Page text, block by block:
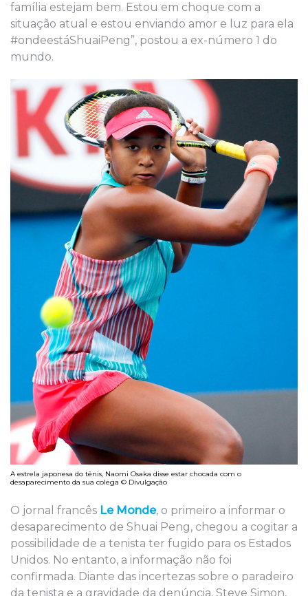
família estejam bem. Estou em choque com a
situação atual e estou enviando amor e luz para ela
#ondeestáShuaiPeng”, postou a ex-número 1 do
mundo.
A estrela japonesa do tênis, Naomi Osaka disse estar chocada com o
desaparecimento da sua colega © Divulgação
O jornal francês Le Monde, o primeiro a informar o
desaparecimento de Shuai Peng, chegou a cogitar a
possibilidade de a tenista ter fugido para os Estados
Unidos. No entanto, a informação não foi
confirmada. Diante das incertezas sobre o paradeiro
da tenista e a gravidade da denúncia, Steve Simon,